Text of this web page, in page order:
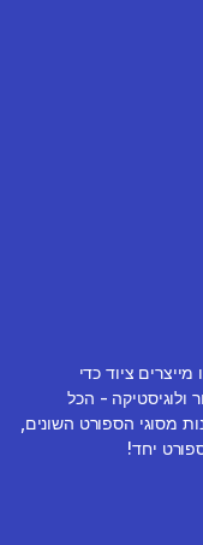
ציוד כדי
ולוגיסטיקה - הכל
מסוגי הספורט השונים,